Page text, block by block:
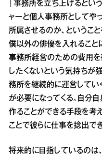
「事務所を立ち上げるとい
ャーと個人事務所としてや
所属させるのか、というこ
僕以外の俳優を入れること
事務所経営のための費用を
したくないという気持ちが
務所を継続的に運営してい
が必要になってくる。自分
作ることができる手段を考
ことで彼らに仕事を捻出で
将来的に目指しているのは